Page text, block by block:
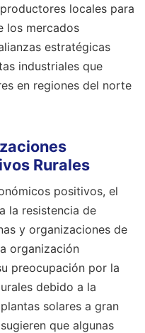
locales para
los mercados
estratégicas
industriales que
en regiones del norte
Rurales
positivos, el
la resistencia de
y organizaciones de
organización
preocupación por la
debido a la
solares a gran
que algunas